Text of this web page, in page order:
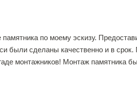
по моему эскизу.
были сделаны качественно и в
монтажников! Монтаж памятника